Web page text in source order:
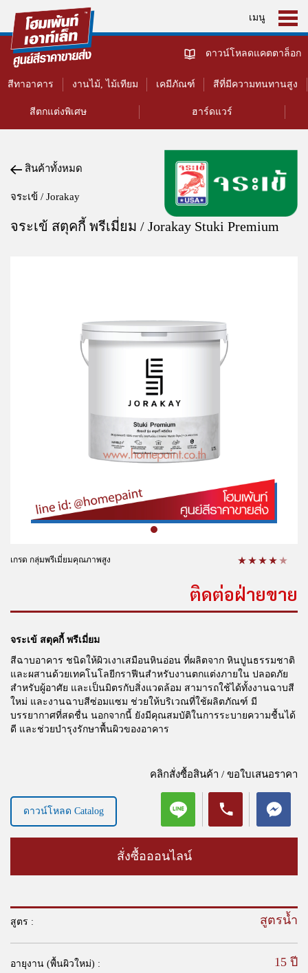
เมนู
สีทาอาคาร งานไม้, ไม้เทียม เคมีภัณฑ์ สีที่มีความทนทานสูง
สีตกแต่งพิเศษ ฮาร์ดแวร์
ดาวน์โหลดแคตตาล็อก
สินค้าทั้งหมด
จระเข้ / Jorakay
จระเข้ สตุคกี้ พรีเมี่ยม / Jorakay Stuki Premium
เกรด กลุ่มพรีเมี่ยมคุณภาพสูง
ติดต่อฝ่ายขาย
จระเข้ สตุคกี้ พรีเมี่ยม
สีฉาบอาคาร ชนิดให้ผิวเงาเสมือนหินอ่อน ที่ผลิตจาก หินปูนธรรมชาติ
และผสานด้วยเทคโนโลยีกราฟีนสำหรับงานตกแต่งภายใน ปลอดภัย
สำหรับผู้อาศัย และเป็นมิตรกับสิ่งแวดล้อม สามารถใช้ได้ทั้งงานฉาบสี
ใหม่ และงานฉาบสีซ่อมแซม ช่วยให้บริเวณที่ใช้ผลิตภัณฑ์ มี
บรรยากาศที่สดชื่น นอกจากนี้ ยังมีคุณสมบัติในการระบายความชื้นได้
ดี และช่วยบำรุงรักษาพื้นผิวของอาคาร
คลิกสั่งซื้อสินค้า / ขอใบเสนอราคา
ดาวน์โหลด Catalog
สั่งซื้อออนไลน์
สูตร : สูตรน้ำ
อายุงาน (พื้นผิวใหม่) : 15 ปี